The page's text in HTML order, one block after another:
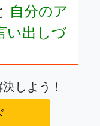
自分のア
い出しづ
しよう！